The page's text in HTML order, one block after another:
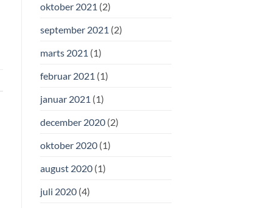
oktober 2021 (2)
september 2021 (2)
marts 2021 (1)
februar 2021 (1)
januar 2021 (1)
december 2020(2)
oktober 2020(1)
august 2020(1)
juli 2020(4)